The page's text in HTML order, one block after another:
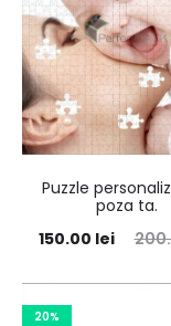
Puzzle
poza ta.
150.00 lei
20%